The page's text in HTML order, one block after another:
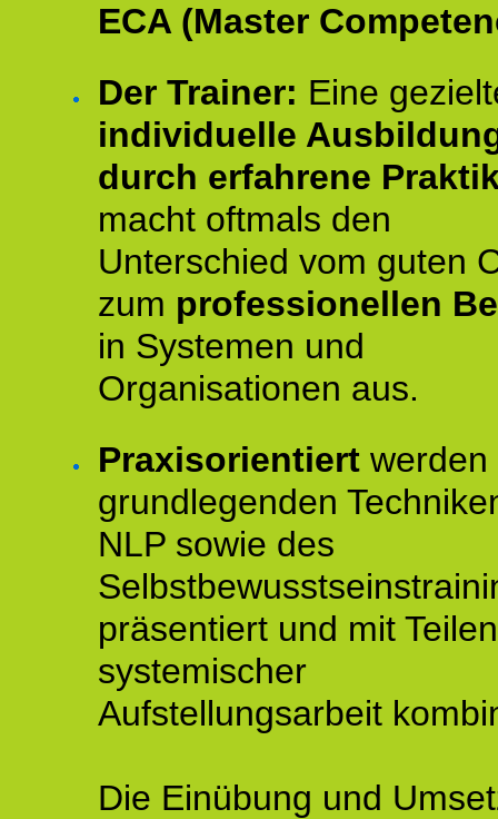
ECA (Master
Der Trainer: Eine
individuelle
durch erfahrene
macht oftmals den
Unterschied vom guten
zum professionellen
in Systemen und
Organisationen aus.
Praxisorientiert werden
grundlegenden
NLP sowie des
präsentiert und mit Teilen
systemischer
Aufstellungsarbeit
Die Einübung und